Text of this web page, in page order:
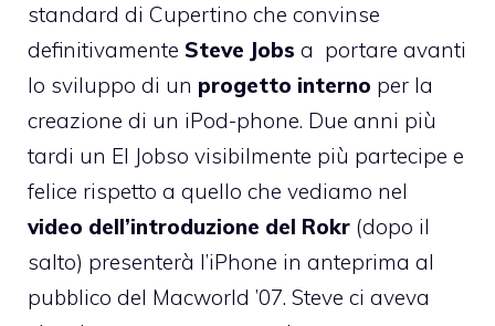
standard di Cupertino che convinse
definitivamente Steve Jobs a portare avanti
lo sviluppo di un progetto interno per la
creazione di un iPod-phone. Due anni più
tardi un El Jobso visibilmente più partecipe e
felice rispetto a quello che vediamo nel
video dell’introduzione del Rokr (dopo il
salto) presenterà l’iPhone in anteprima al
pubblico del Macworld ’07. Steve ci aveva